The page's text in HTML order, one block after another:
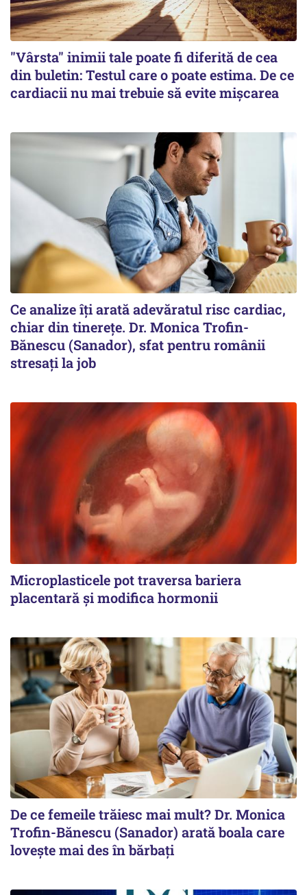
"Vârsta" inimii tale poate fi diferită de cea
din buletin: Testul care o poate estima. De ce
cardiacii nu mai trebuie să evite mișcarea
Ce analize îți arată adevăratul risc cardiac,
chiar din tinerețe. Dr. Monica Trofin-
Bănescu (Sanador), sfat pentru românii
stresați la job
Microplasticele pot traversa bariera
placentară și modifica hormonii
De ce femeile trăiesc mai mult? Dr. Monica
Trofin-Bănescu (Sanador) arată boala care
lovește mai des în bărbați